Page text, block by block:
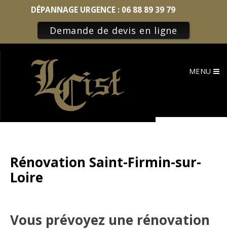
Skip
MENU
Rénovation Saint-Firmin-sur-
Loire
Vous prévoyez une rénovation
DÉPANNAGE URGENCE : 06 88 89 39 79
Demande de devis en ligne